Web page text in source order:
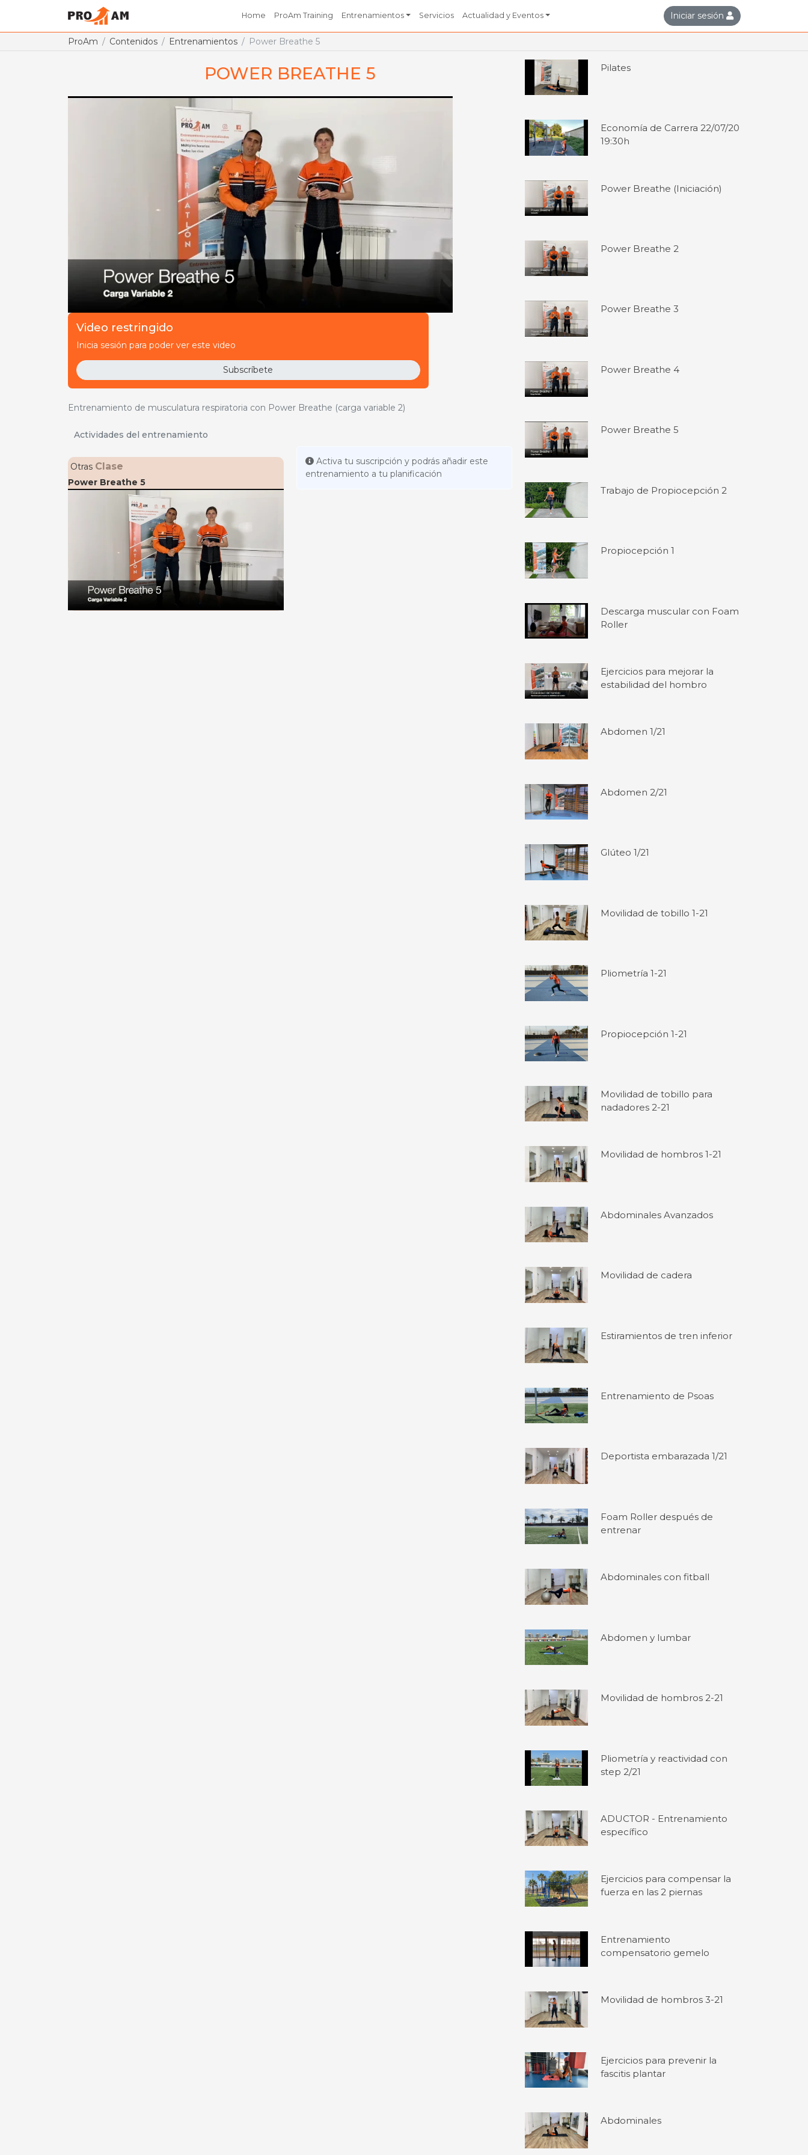
Home ProAm Training Entrenamientos Servicios Actualidad y Eventos Iniciar sesión
ProAm Contenidos Entrenamientos Power Breathe 5
POWER BREATHE 5
Video restringido
Inicia sesión para poder ver este video
Subscríbete
GRATUITO
Entrenamiento de musculatura respiratoria con Power Breathe (carga variable 2)
Actividades del entrenamiento
Otras Clase
Power Breathe 5
Activa tu suscripción y podrás añadir este
entrenamiento a tu planificación
Pilates
Economía de Carrera 22/07/20
19:30h
Power Breathe (Iniciación)
Power Breathe 2
Power Breathe 3
Power Breathe 4
Power Breathe 5
Trabajo de Propiocepción 2
Propiocepción 1
Descarga muscular con Foam
Roller
Ejercicios para mejorar la
estabilidad del hombro
Abdomen 1/21
Abdomen 2/21
Glúteo 1/21
Movilidad de tobillo 1-21
Pliometría 1-21
Propiocepción 1-21
Movilidad de tobillo para
nadadores 2-21
Movilidad de hombros 1-21
Abdominales Avanzados
Movilidad de cadera
Estiramientos de tren inferior
Entrenamiento de Psoas
Deportista embarazada 1/21
Foam Roller después de
entrenar
Abdominales con fitball
Abdomen y lumbar
Movilidad de hombros 2-21
Pliometría y reactividad con
step 2/21
ADUCTOR - Entrenamiento
específico
Ejercicios para compensar la
fuerza en las 2 piernas
Entrenamiento
compensatorio gemelo
Movilidad de hombros 3-21
Ejercicios para prevenir la
fascitis plantar
Abdominales